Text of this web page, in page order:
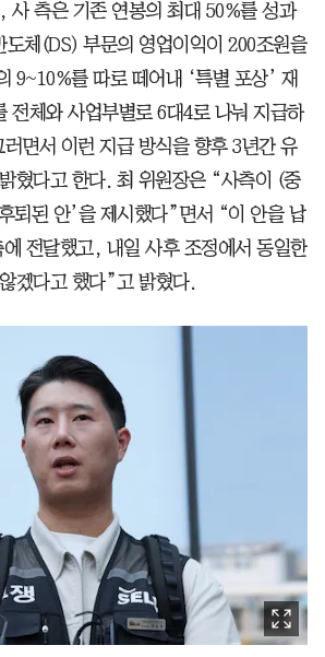
사 측은 기존 연봉의 최대 50%를 성과
체(DS) 부문의 영업이익이 200조원을
9~10%를 따로 떼어내 ‘특별 포상’ 재
전체와 사업부별로 6대4로 나눠 지급하
면서 이런 지급 방식을 향후 3년간 유
혔다고 한다. 최 위원장은 “사측이 (중
퇴된 안’을 제시했다”면서 “이 안을 납
전달했고, 내일 사후 조정에서 동일한
겠다고 했다”고 밝혔다.